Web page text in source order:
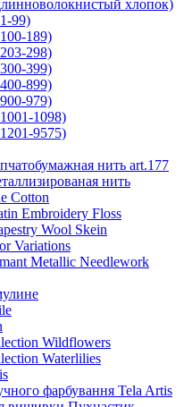
хлопок)
99)
189)
298)
399)
899)
979)
1098)
9575)
нить art.177
нить
Cotton
Embroidery Floss
Wool Skein
Variations
Metallic Needlework
Wildflowers
Waterlilies
фарбування Tela Artis